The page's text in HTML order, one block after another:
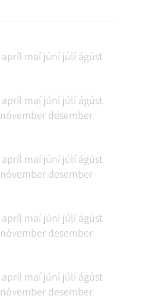
apríl maí júní júlí ágúst
apríl maí júní júlí ágúst
nóvember desember
apríl maí júní júlí ágúst
nóvember desember
apríl maí júní júlí ágúst
nóvember desember
apríl maí júní júlí ágúst
nóvember desember